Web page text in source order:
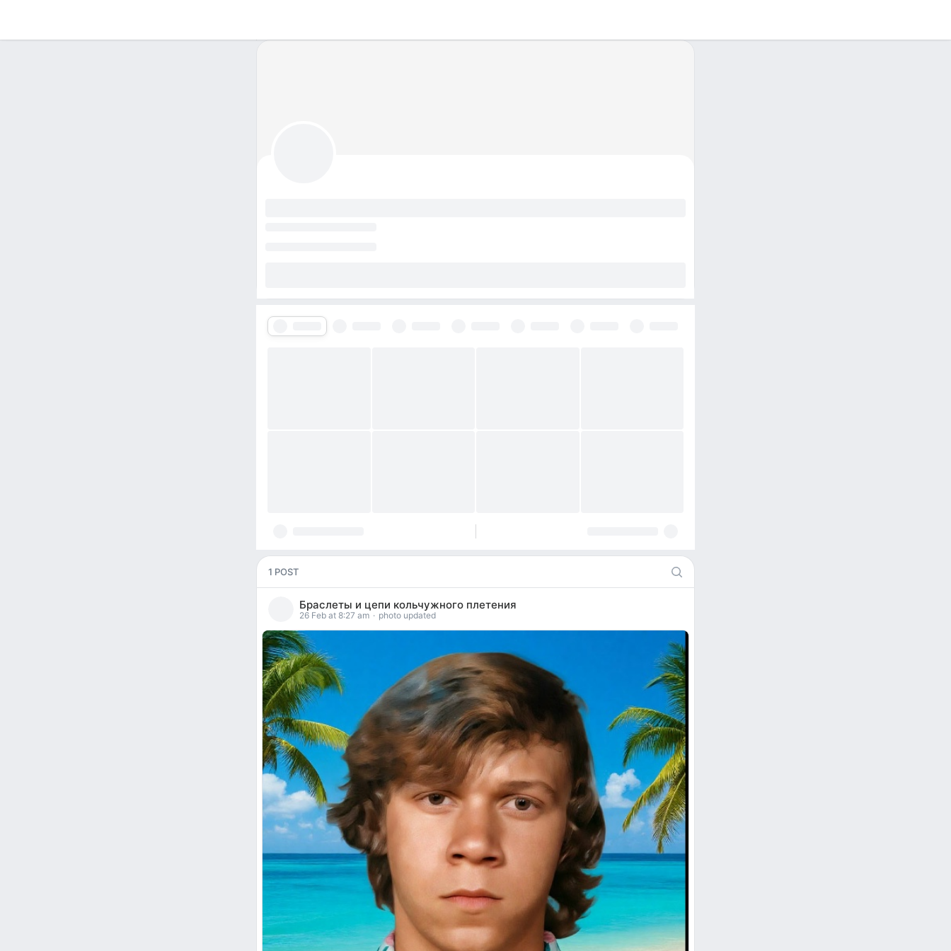
1 POST
Браслеты и цепи кольчужного плетения
26 Feb at 8:27 am · photo updated